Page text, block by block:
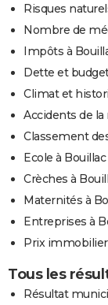
Risques
Nombre de
Impôts à
Dette et
Climat et
Accidents de la
Classement
Ecole à Bouillac
Crèches à
Maternités à
Entreprises à
Prix immobilier
Tous les
Résultat